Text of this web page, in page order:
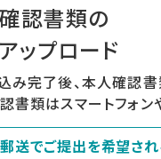
認書類の
ップロード
み完了後、本人確認
書類はスマートフォン
郵送でご提出を希望さ